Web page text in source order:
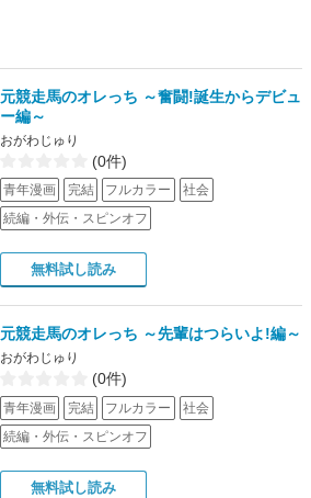
元競走馬のオレっち ～奮闘!誕生からデビュ
ー編～
おがわじゅり
(0件)
青年漫画 完結 フルカラー
社会
続編・外伝・スピンオフ
無料試し読み
元競走馬のオレっち ～先輩はつらいよ!編～
おがわじゅり
(0件)
青年漫画 完結 フルカラー
社会
続編・外伝・スピンオフ
無料試し読み